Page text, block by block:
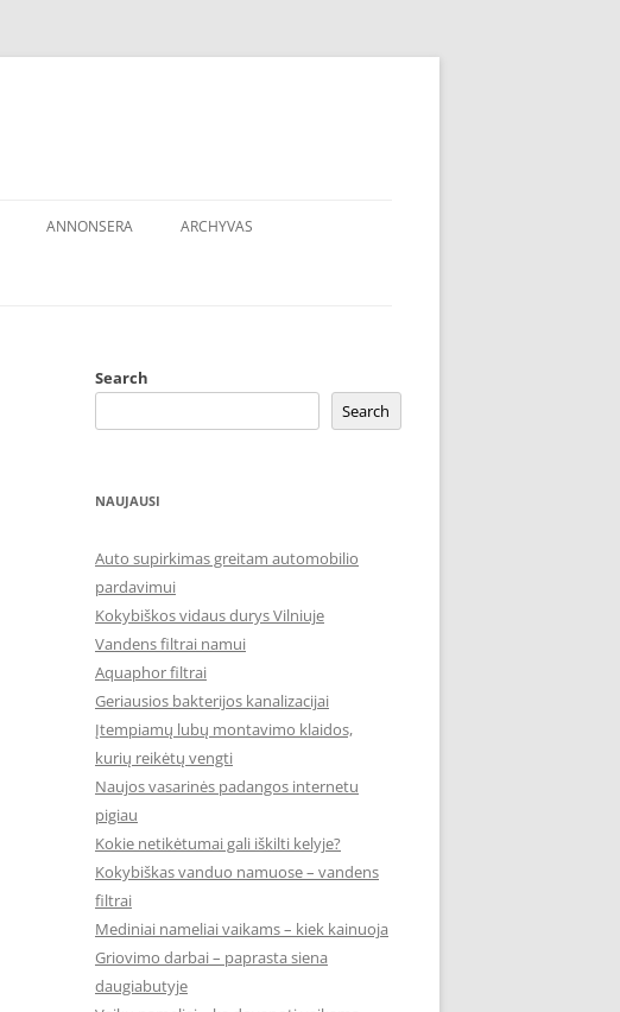
ANNONSERA ARCHYVAS
Search
Search
NAUJAUSI
Auto supirkimas greitam automobilio
pardavimui
Kokybiškos vidaus durys Vilniuje
Vandens filtrai namui
Aquaphor filtrai
Geriausios bakterijos kanalizacijai
Įtempiamų lubų montavimo klaidos,
kurių reikėtų vengti
Naujos vasarinės padangos internetu
pigiau
Kokie netikėtumai gali iškilti kelyje?
Kokybiškas vanduo namuose – vandens
filtrai
Mediniai nameliai vaikams – kiek kainuoja
Griovimo darbai – paprasta siena
daugiabutyje